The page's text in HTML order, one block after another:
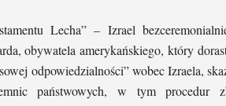
Lecha” – Izrael
obywatela amerykańskiego, który
odpowiedzialności” wobec Izraela,
państwowych, w tym procedur